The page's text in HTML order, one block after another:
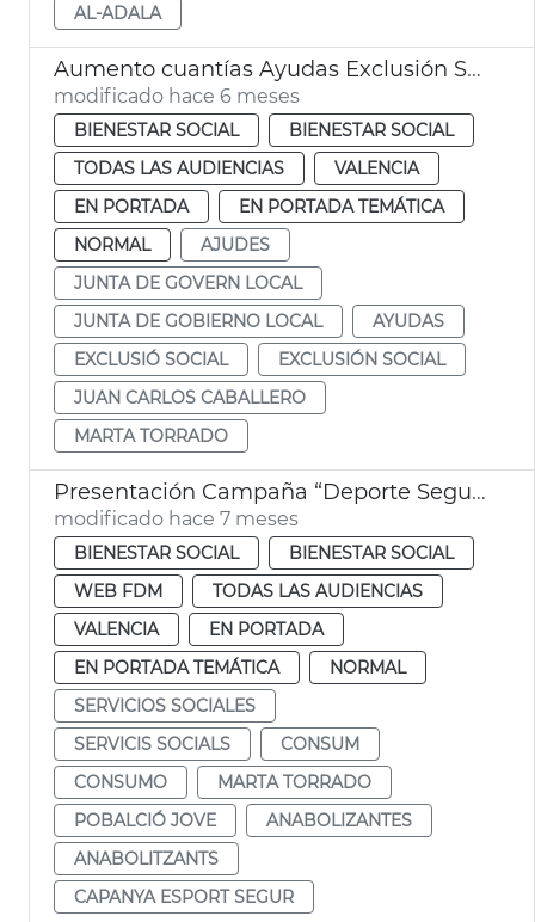
AL-ADALA
Aumento cuantías Ayudas Exclusión Social València
modificado hace 6 meses
BIENESTAR SOCIAL
BIENESTAR SOCIAL
TODAS LAS AUDIENCIAS
VALENCIA
EN PORTADA
EN PORTADA TEMÁTICA
NORMAL
AJUDES
JUNTA DE GOVERN LOCAL
JUNTA DE GOBIERNO LOCAL
AYUDAS
EXCLUSIÓ SOCIAL
EXCLUSIÓN SOCIAL
JUAN CARLOS CABALLERO
MARTA TORRADO
Presentación Campaña “Deporte Seguro” *sensibilitazació anabolizantes
modificado hace 7 meses
BIENESTAR SOCIAL
BIENESTAR SOCIAL
WEB FDM
TODAS LAS AUDIENCIAS
VALENCIA
EN PORTADA
EN PORTADA TEMÁTICA
NORMAL
SERVICIOS SOCIALES
SERVICIS SOCIALS
CONSUM
CONSUMO
MARTA TORRADO
POBALCIÓ JOVE
ANABOLIZANTES
ANABOLITZANTS
CAPANYA ESPORT SEGUR